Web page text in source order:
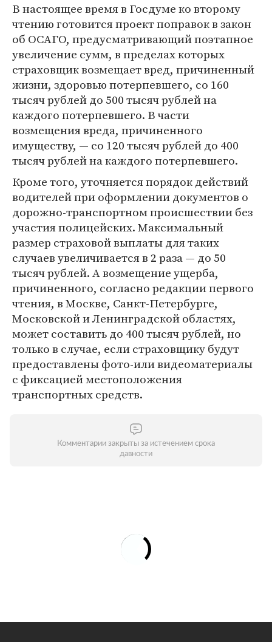
В настоящее время в Госдуме ко второму
чтению готовится проект поправок в закон
об ОСАГО, предусматривающий поэтапное
увеличение сумм, в пределах которых
страховщик возмещает вред, причиненный
жизни, здоровью потерпевшего, со 160
тысяч рублей до 500 тысяч рублей на
каждого потерпевшего. В части
возмещения вреда, причиненного
имуществу, — со 120 тысяч рублей до 400
тысяч рублей на каждого потерпевшего.
Кроме того, уточняется порядок действий
водителей при оформлении документов о
дорожно-транспортном происшествии без
участия полицейских. Максимальный
размер страховой выплаты для таких
случаев увеличивается в 2 раза — до 50
тысяч рублей. А возмещение ущерба,
причиненного, согласно редакции первого
чтения, в Москве, Санкт-Петербурге,
Московской и Ленинградской областях,
может составить до 400 тысяч рублей, но
только в случае, если страховщику будут
предоставлены фото-или видеоматериалы
с фиксацией местоположения
транспортных средств.
Комментарии закрыты за истечением срока
давности